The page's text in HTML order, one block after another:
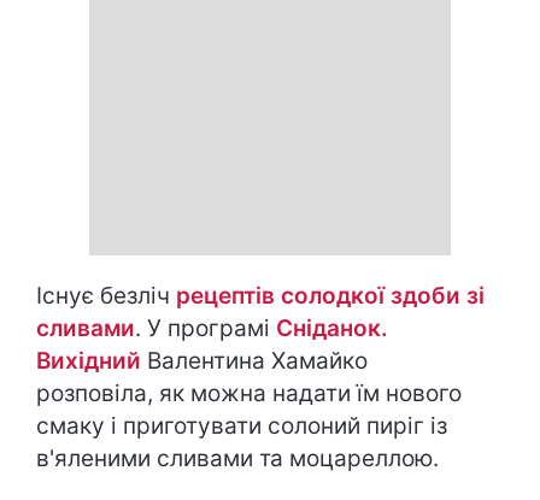
Існує безліч рецептів солодкої здоби зі
сливами. У програмі Сніданок.
Вихідний Валентина Хамайко
розповіла, як можна надати їм нового
смаку і приготувати солоний пиріг із
в'яленими сливами та моцареллою.